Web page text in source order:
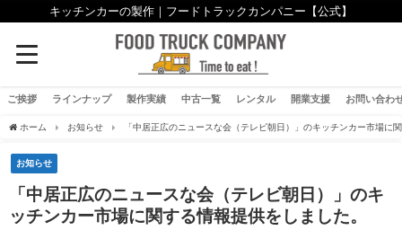
キッチンカーの製作｜フードトラックカンパニー【公式】
ご挨拶 ラインナップ 製作実績 中古一覧 レンタル 開業支援 お問い合わ
ホーム お知らせ 「中居正広のニュースな会（テレビ朝日）」のキッチンカー市場に
お知らせ
「中居正広のニュースな会（テレビ朝日）」のキ
ッチンカー市場に関する情報提供をしました。